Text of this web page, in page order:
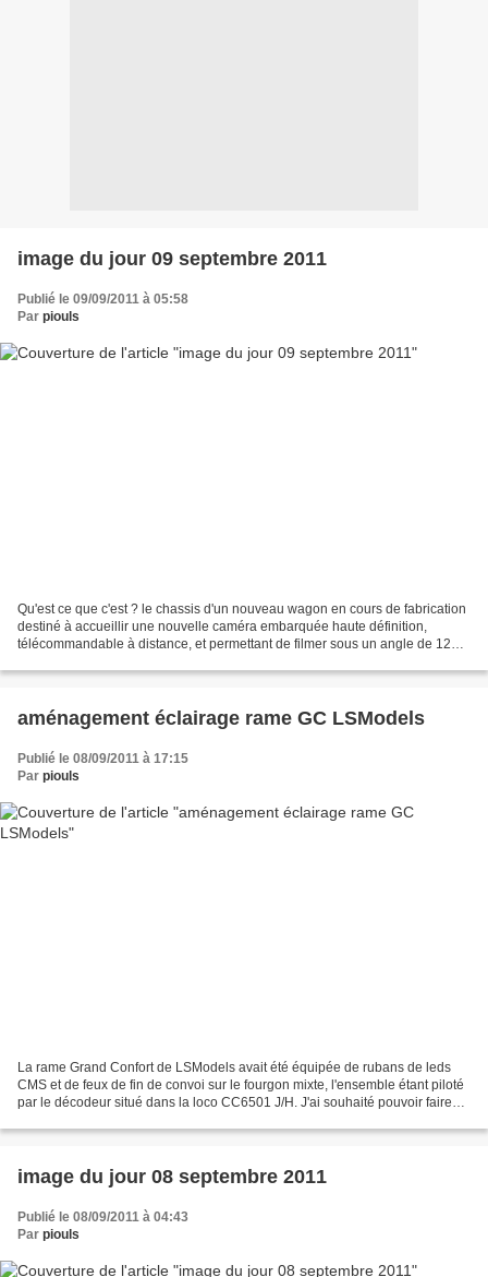
image du jour 09 septembre 2011
Publié le 09/09/2011 à 05:58
Par piouls
Qu'est ce que c'est ? le chassis d'un nouveau wagon en cours de fabrication
destiné à accueillir une nouvelle caméra embarquée haute définition,
télécommandable à distance, et permettant de filmer sous un angle de 120°
aménagement éclairage rame GC LSModels
Publié le 08/09/2011 à 17:15
Par piouls
La rame Grand Confort de LSModels avait été équipée de rubans de leds
CMS et de feux de fin de convoi sur le fourgon mixte, l'ensemble étant piloté
par le décodeur situé dans la loco CC6501 J/H. J'ai souhaité pouvoir faire
image du jour 08 septembre 2011
Publié le 08/09/2011 à 04:43
Par piouls